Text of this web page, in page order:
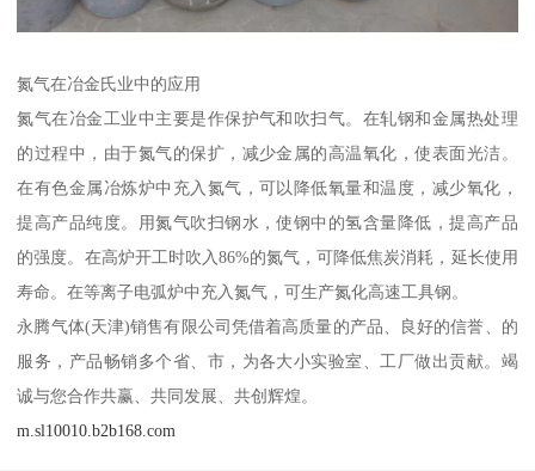
氮气在冶金氏业中的应用
氮气在冶金工业中主要是作保护气和吹扫气。在轧钢和金属热处理
的过程中，由于氮气的保扩，减少金属的高温氧化，使表面光洁。
在有色金属冶炼炉中充入氮气，可以降低氧量和温度，减少氧化，
提高产品纯度。用氮气吹扫钢水，使钢中的氢含量降低，提高产品
的强度。在高炉开工时吹入86%的氮气，可降低焦炭消耗，延长使用
寿命。在等离子电弧炉中充入氮气，可生产氮化高速工具钢。
永腾气体(天津)销售有限公司凭借着高质量的产品、良好的信誉、的
服务，产品畅销多个省、市，为各大小实验室、工厂做出贡献。竭
诚与您合作共赢、共同发展、共创辉煌。
m.sl10010.b2b168.com